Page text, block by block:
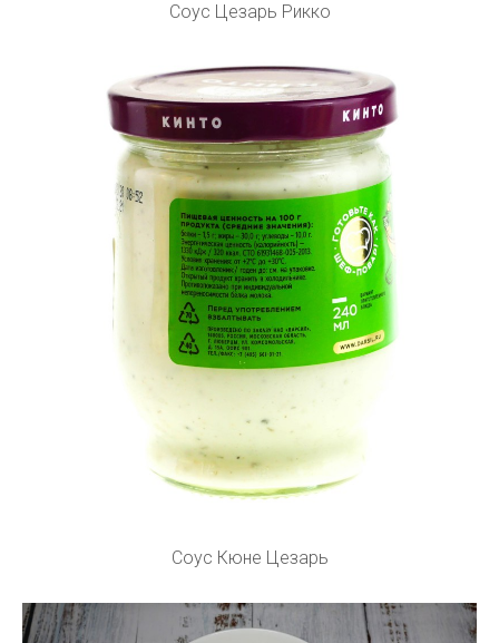
Соус Цезарь Рикко
Соус Кюне Цезарь